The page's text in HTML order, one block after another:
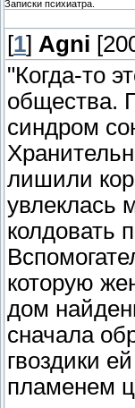
Записки психиатра.
[1] Agni
"Когда-то
общества.
синдром
лишили
увлеклась
колдовать
которую
дом
сначала
гвоздики
пламенем